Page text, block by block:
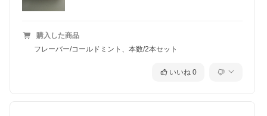
購入した商品
フレーバー/コールドミント、本数/2本セット
いいね 0